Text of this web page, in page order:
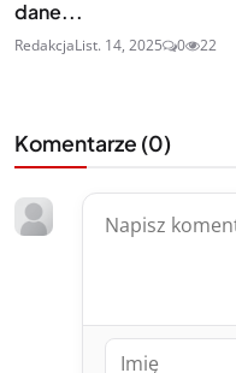
dane...
RedakcjaList. 14, 2025 0 22
Komentarze (0)